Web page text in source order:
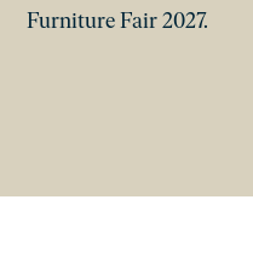
Furniture Fair 2027.